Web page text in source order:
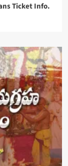
Ticket Info.